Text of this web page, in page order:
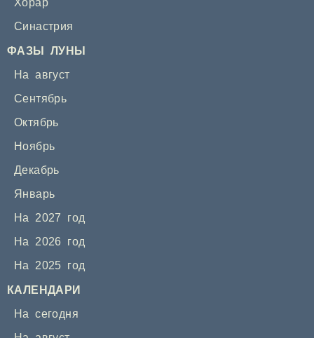
Хорар
Синастрия
ФАЗЫ ЛУНЫ
На август
Сентябрь
Октябрь
Ноябрь
Декабрь
Январь
На 2027 год
На 2026 год
На 2025 год
КАЛЕНДАРИ
На сегодня